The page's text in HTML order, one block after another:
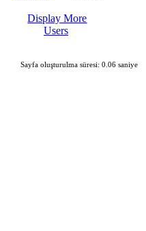
Display More
Users
Sayfa oluşturulma süresi: 0.06 saniye